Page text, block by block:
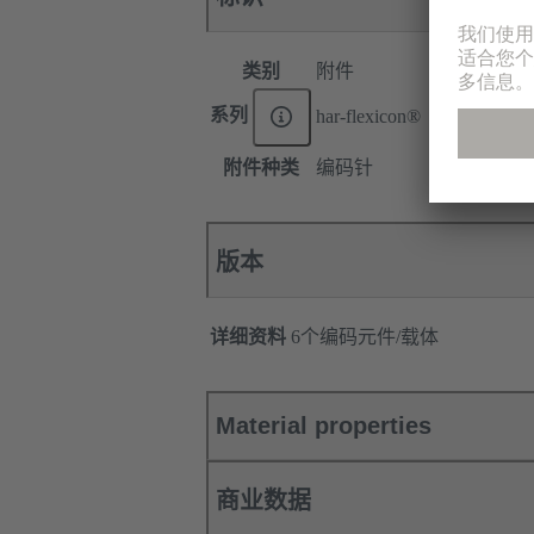
类别 附件
系列 har-flexicon®
附件种类 编码针
版本
详细资料 6个编码元件/载体
Material properties
商业数据